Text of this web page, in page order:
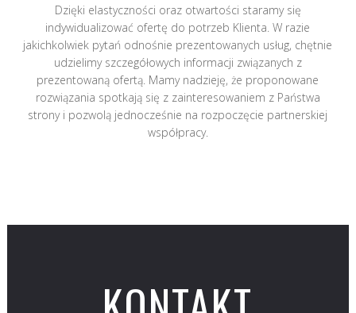
Dzięki elastyczności oraz otwartości staramy się
indywidualizować ofertę do potrzeb Klienta. W razie
jakichkolwiek pytań odnośnie prezentowanych usług, chętnie
udzielimy szczegółowych informacji związanych z
prezentowaną ofertą. Mamy nadzieję, że proponowane
rozwiązania spotkają się z zainteresowaniem z Państwa
strony i pozwolą jednocześnie na rozpoczęcie partnerskiej
współpracy.